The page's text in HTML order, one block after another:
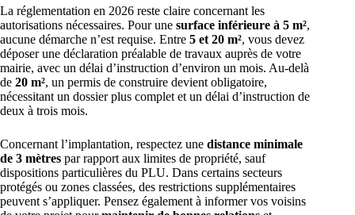
La réglementation en 2026 reste claire concernant les
autorisations nécessaires. Pour une surface inférieure à 5 m²,
aucune démarche n’est requise. Entre 5 et 20 m², vous devez
déposer une déclaration préalable de travaux auprès de votre
mairie, avec un délai d’instruction d’environ un mois. Au-delà
de 20 m², un permis de construire devient obligatoire,
nécessitant un dossier plus complet et un délai d’instruction de
deux à trois mois.
Concernant l’implantation, respectez une distance minimale
de 3 mètres par rapport aux limites de propriété, sauf
dispositions particulières du PLU. Dans certains secteurs
protégés ou zones classées, des restrictions supplémentaires
peuvent s’appliquer. Pensez également à informer vos voisins